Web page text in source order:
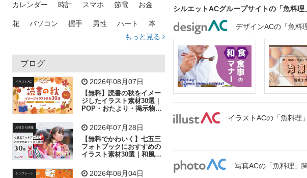
カレンダー 時計 スマホ 節電 お金
花 パソコン 握手 男性 ハート 本
トラック 木
吹き出し
飛行機 グラフ ビル 魚 家族 書類
歩く 工場 会社 太陽 キラキラ
子供 作業員 葉 相談 ピクトグラム
もっと見る
ブログ
イラストAC 2026年08月07日
【無料】読書の秋をイメー
ジしたイラスト素材30選｜
POP・おたより・掲示物に
お役立ち情報 2026年07月28日
【無料でかわいく】七五三
フォトブックにおすすめの
イラスト素材30選｜和風の
テンプレート 2026年08月04日
シルエットACグループサイトの「魚料
デザインACの「魚料
イラストACの「魚料理
写真ACの「魚料理」